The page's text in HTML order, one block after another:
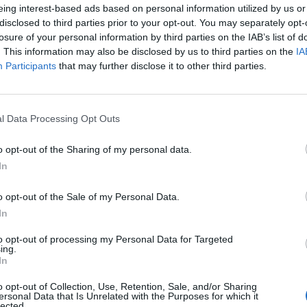
interest-based ads based on personal information utilized by us
to third parties prior to your opt-out. You may separately
of your personal information by third parties on the IAB’s list of
This information may also be disclosed by us to third parties on the
Participants that may further disclose it to other third parties.
Data Processing Opt Outs
opt-out of the Sharing of my personal data.
opt-out of the Sale of my Personal Data.
opt-out of processing my Personal Data for Targeted
opt-out of Collection, Use, Retention, Sale, and/or Sharing
Data that Is Unrelated with the Purposes for which it
Bologna 2-1
Cagliari 0-2
Cagliari 2-1
2-0